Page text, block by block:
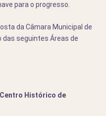
para o progresso.
da Câmara Municipal de
das seguintes Áreas de
Histórico de